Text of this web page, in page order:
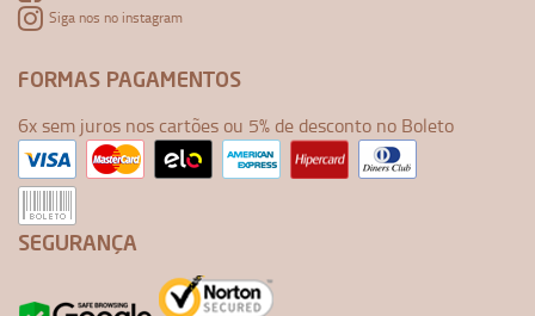
Siga nos no instagram
FORMAS PAGAMENTOS
6x sem juros nos cartões ou 5% de desconto no Boleto
SEGURANÇA